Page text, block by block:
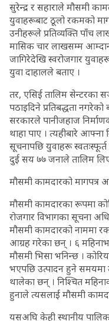
सुरेन्द्र र सहाराले मौसमी
युवाहरूबाट ठूलो रकमको
उनीहरूले प्रतिव्यक्ति पाँच
मासिक चार लाखसम्म
जागिरेदेखि स्वरोजगार
युवा दाहालले बताए ।
तर, एसिई तालिम सेन्टरका
पठाइदिने प्रतिबद्धता
सरकारले पानीजहाज
थाहा पाए । त्यहीबारे आफ्ना
सूचनापछि युवाहरू
दुई सय ७७ जनाले तालिम
मौसमी कामदारको मागपत्र
मौसमी कामदारका रूपमा
रोजगार विभागका सूचना
मौसमी कामदारको नाममा
आग्रह गरेका छन् । ६
मौसमी भिसा भनिन्छ ।
भएपछि उत्पादन हुने समयमा
थालेका छन् । निश्चित
हुनाले त्यसलाई मौसमी
यसअघि केही स्थानीय